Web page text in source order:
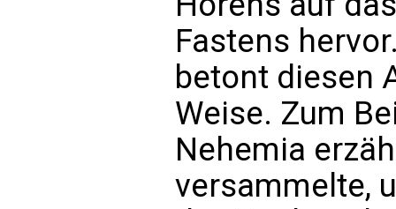
Fastens
betont diesen
Weise. Zum
Nehemia
versammelte,